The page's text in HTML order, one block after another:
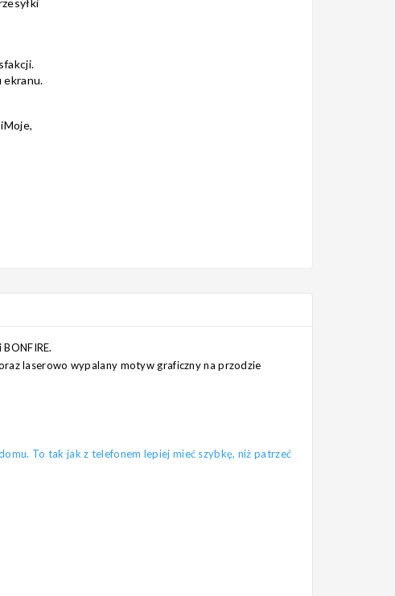
ekranu.
laserowo wypalany motyw graficzny na przodzie
To tak jak z telefonem lepiej mieć szybkę, niż patrzeć